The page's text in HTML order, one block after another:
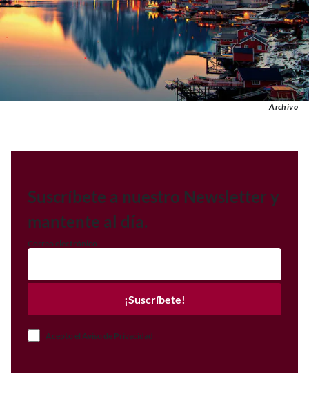
Archivo
Suscríbete a nuestro Newsletter y
mantente al día.
Correo electrónico
¡Suscríbete!
Acepto el Aviso de Privacidad